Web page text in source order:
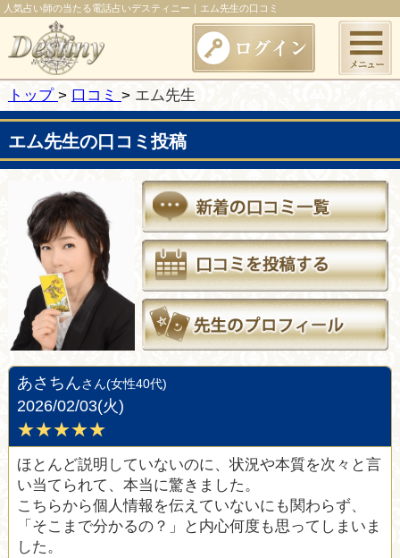
人気占い師の当たる電話占いデスティニー｜エム先生の口コミ
トップ 口コミ エム先生
エム先生の口コミ投稿
あさちんさん(女性40代)
2026/02/03(火)
★★★★★
ほとんど説明していないのに、状況や本質を次々と言
い当てられて、本当に驚きました。
こちらから個人情報を伝えていないにも関わらず、
「そこまで分かるの？」と内心何度も思ってしまいま
した。